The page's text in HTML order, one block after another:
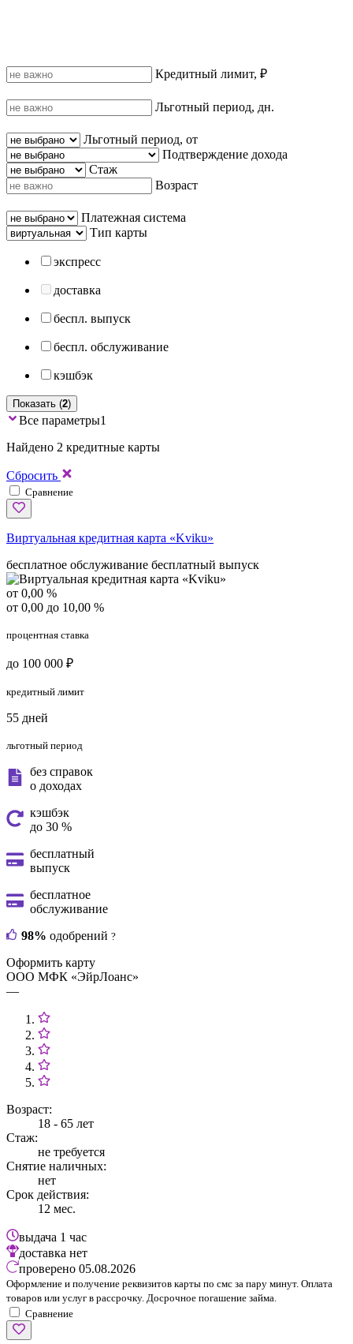
Кредитный лимит, ₽
Льготный период, дн.
Льготный период, от
Подтверждение дохода
Стаж
Возраст
Платежная система
Тип карты
экспресс
доставка
беспл. выпуск
беспл. обслуживание
кэшбэк
Показать (2)
Все параметры1
Найдено 2 кредитные карты
Сбросить
Сравнение
Виртуальная кредитная карта «Kviku»
бесплатное обслуживание бесплатный выпуск
от 0,00 %
от 0,00 до 10,00 %
процентная ставка
до 100 000 ₽
кредитный лимит
55 дней
льготный период
без справок
о доходах
кэшбэк
до 30 %
бесплатный
выпуск
бесплатное
обслуживание
98% одобрений ?
Оформить карту
ООО МФК «ЭйрЛоанс»
—
Возраст:
18 - 65 лет
Стаж:
не требуется
Снятие наличных:
нет
Срок действия:
12 мес.
выдача 1 час
доставка нет
проверено 05.08.2026
Оформление и получение реквизитов карты по смс за пару минут. Оплата
товаров или услуг в рассрочку. Досрочное погашение займа.
Сравнение